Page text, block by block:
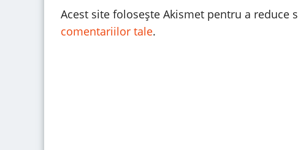
Acest site folosește Akismet pentru a reduce
comentariilor tale.